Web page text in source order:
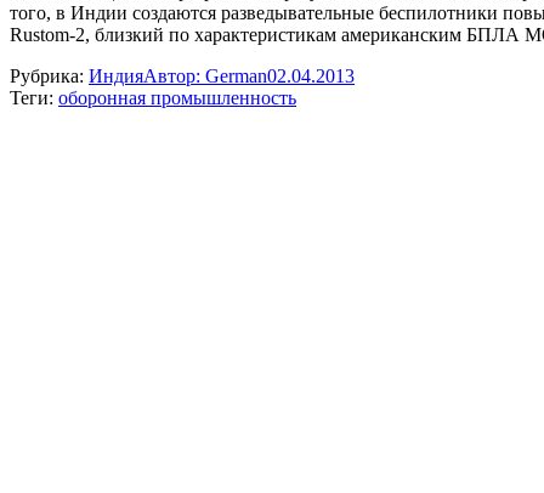
того, в Индии создаются разведывательные беспилотники
Rustom-2, близкий по характеристикам американским БПЛА
Рубрика: ИндияАвтор: German02.04.2013
Теги: оборонная промышленность